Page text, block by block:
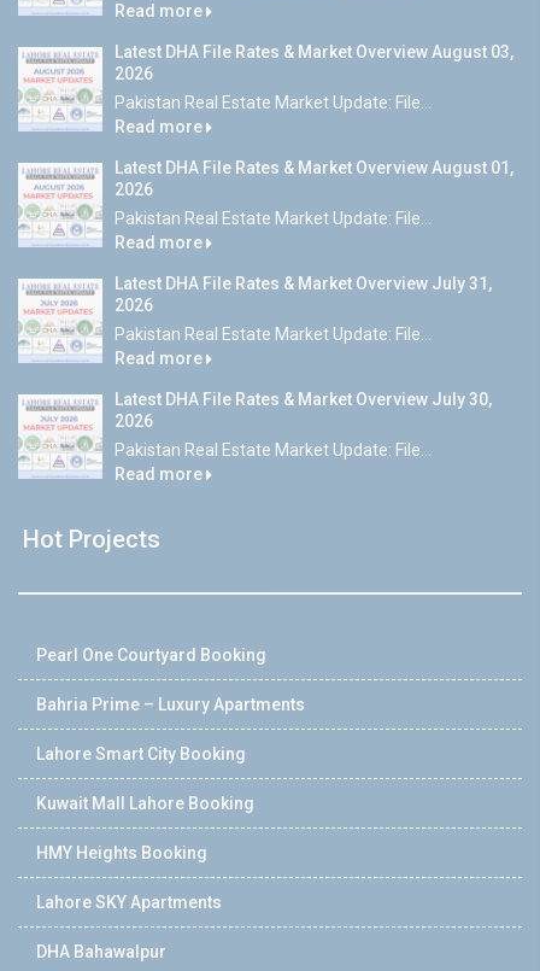
Read more
Latest DHA File Rates & Market Overview August 03,
2026
Pakistan Real Estate Market Update: File...
Read more
Latest DHA File Rates & Market Overview August 01,
2026
Pakistan Real Estate Market Update: File...
Read more
Latest DHA File Rates & Market Overview July 31,
2026
Pakistan Real Estate Market Update: File...
Read more
Latest DHA File Rates & Market Overview July 30,
2026
Pakistan Real Estate Market Update: File...
Read more
Hot Projects
Pearl One Courtyard Booking
Bahria Prime – Luxury Apartments
Lahore Smart City Booking
Kuwait Mall Lahore Booking
HMY Heights Booking
Lahore SKY Apartments
DHA Bahawalpur